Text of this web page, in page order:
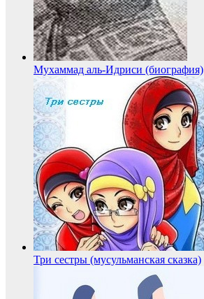
Мухаммад аль-Идриси (биография)
Три сестры (мусульманская сказка)